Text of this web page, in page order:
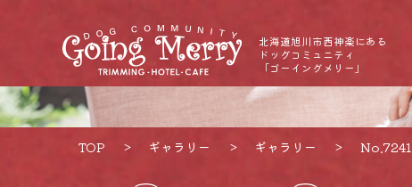
北海道旭川市西神楽にある
ドッグコミュニティ
「ゴーイングメリー」
TOP ギャラリー ギャラリー No.7241